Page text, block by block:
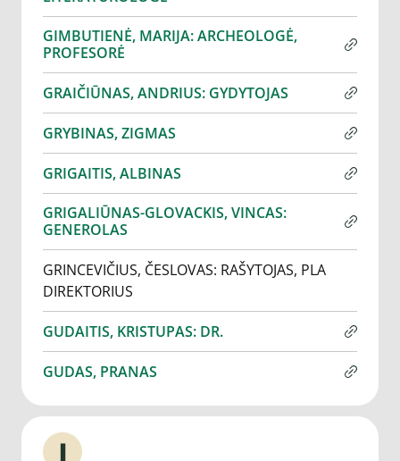
GIMBUTIENĖ, MARIJA: ARCHEOLOGĖ,
PROFESORĖ
GRAIČIŪNAS, ANDRIUS: GYDYTOJAS
GRYBINAS, ZIGMAS
GRIGAITIS, ALBINAS
GRIGALIŪNAS-GLOVACKIS, VINCAS:
GENEROLAS
GRINCEVIČIUS, ČESLOVAS: RAŠYTOJAS, PLA
DIREKTORIUS
GUDAITIS, KRISTUPAS: DR.
GUDAS, PRANAS